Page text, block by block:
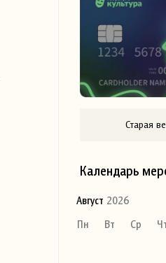
Старая
Календарь
Август 2026
Пн
Вт Ср